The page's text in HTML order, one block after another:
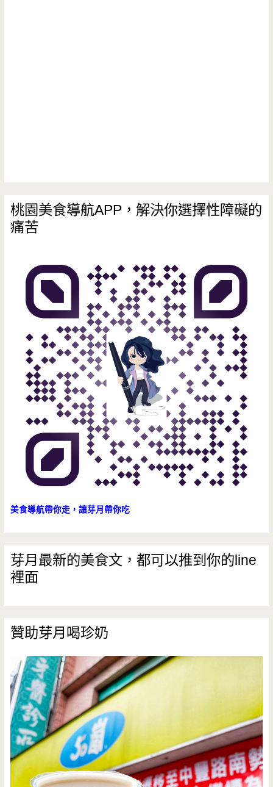
桃園美食導航APP，解決你選擇性障礙的
痛苦
美食導航帶你走，讓芽月帶你吃
芽月最新的美食文，都可以推到你的line
裡面
贊助芽月喝珍奶